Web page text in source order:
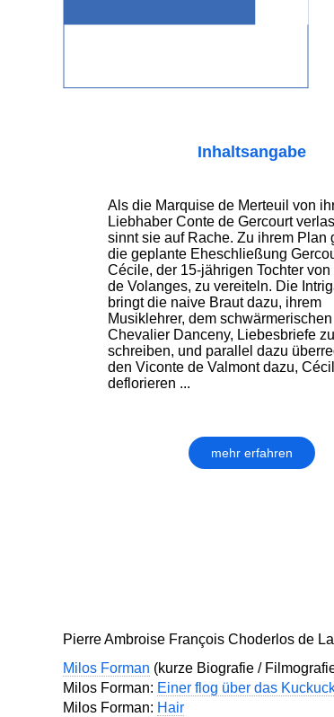
Inhaltsangabe
Als die Marquise de Merteuil von
Liebhaber Conte de Gercourt
sinnt sie auf Rache. Zu ihrem Plan
die geplante Eheschließung
Cécile, der 15-jährigen Tochter von
de Volanges, zu vereiteln. Die
bringt die naive Braut dazu, ihrem
Musiklehrer, dem schwärmerischen
Chevalier Danceny, Liebesbriefe zu
schreiben, und parallel dazu
den Viconte de Valmont dazu,
deflorieren ...
mehr erfahren
Pierre Ambroise François Choderlos de
Milos Forman (kurze Biografie /
Milos Forman: Einer flog über das
Milos Forman: Hair